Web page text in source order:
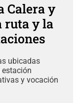
Calera y
ruta y la
ubicadas
y vocación